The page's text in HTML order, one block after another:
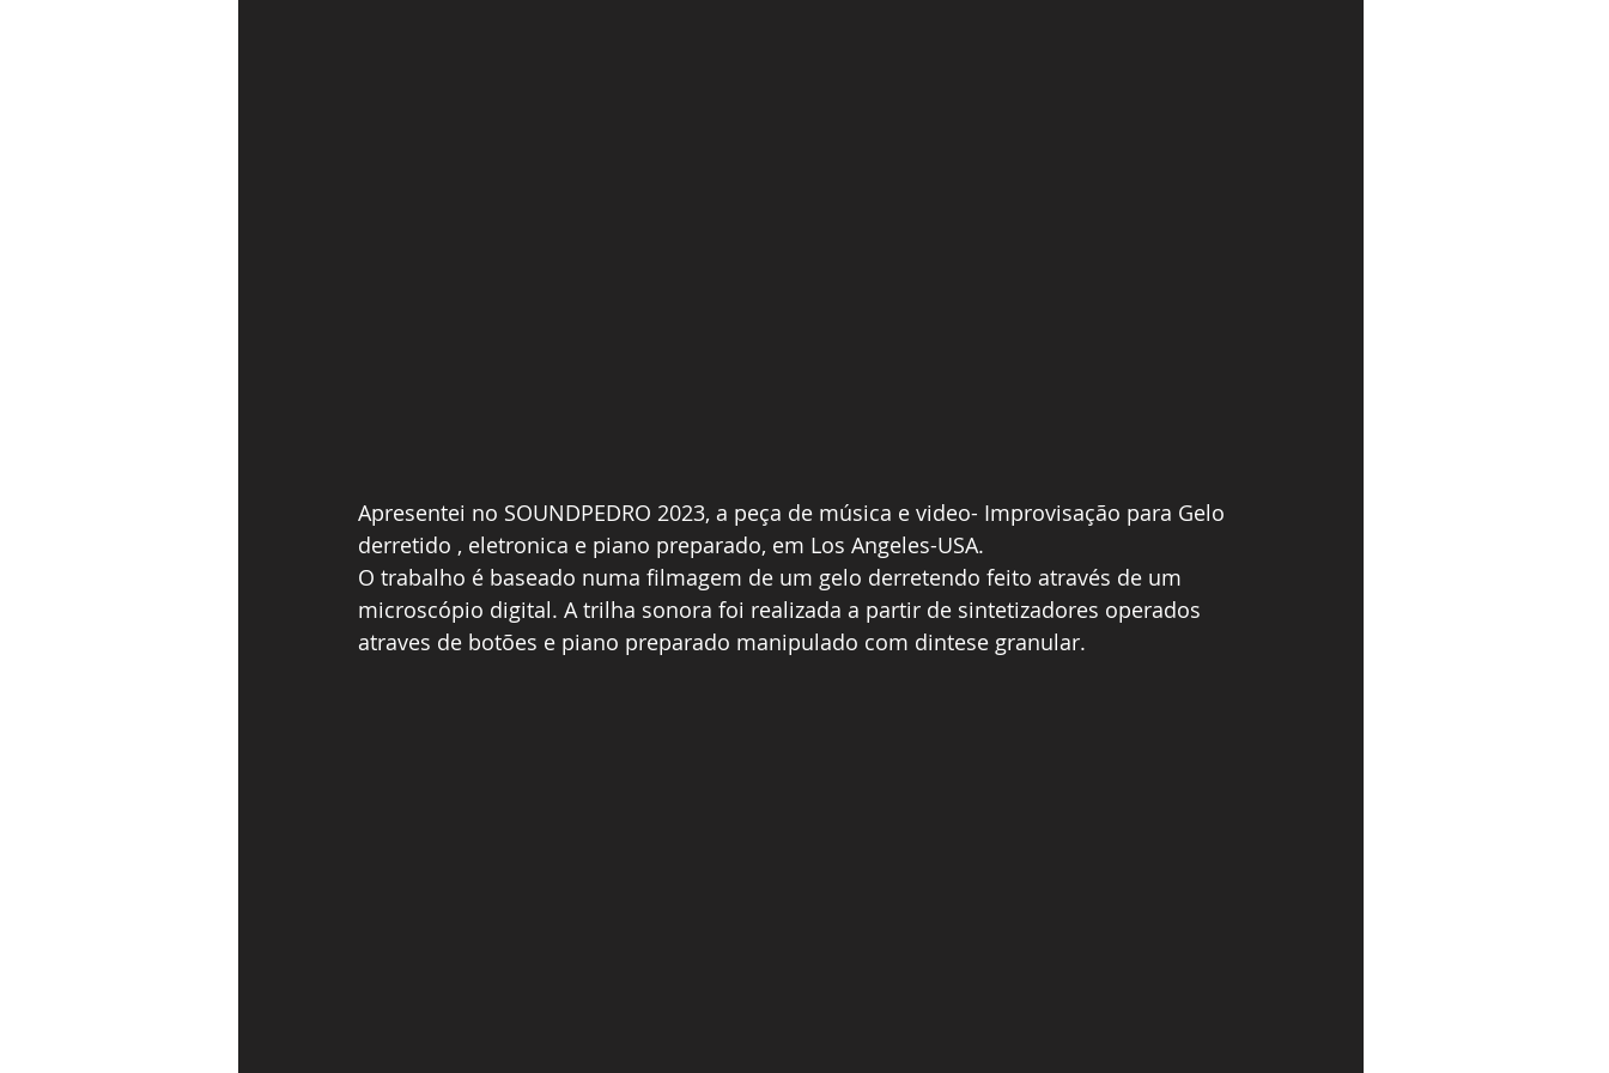
Apresentei no SOUNDPEDRO 2023, a peça de música e video- Improvisação para Gelo
derretido , eletronica e piano preparado, em Los Angeles-USA.
O trabalho é baseado numa filmagem de um gelo derretendo feito através de um
microscópio digital. A trilha sonora foi realizada a partir de sintetizadores operados
atraves de botões e piano preparado manipulado com dintese granular.